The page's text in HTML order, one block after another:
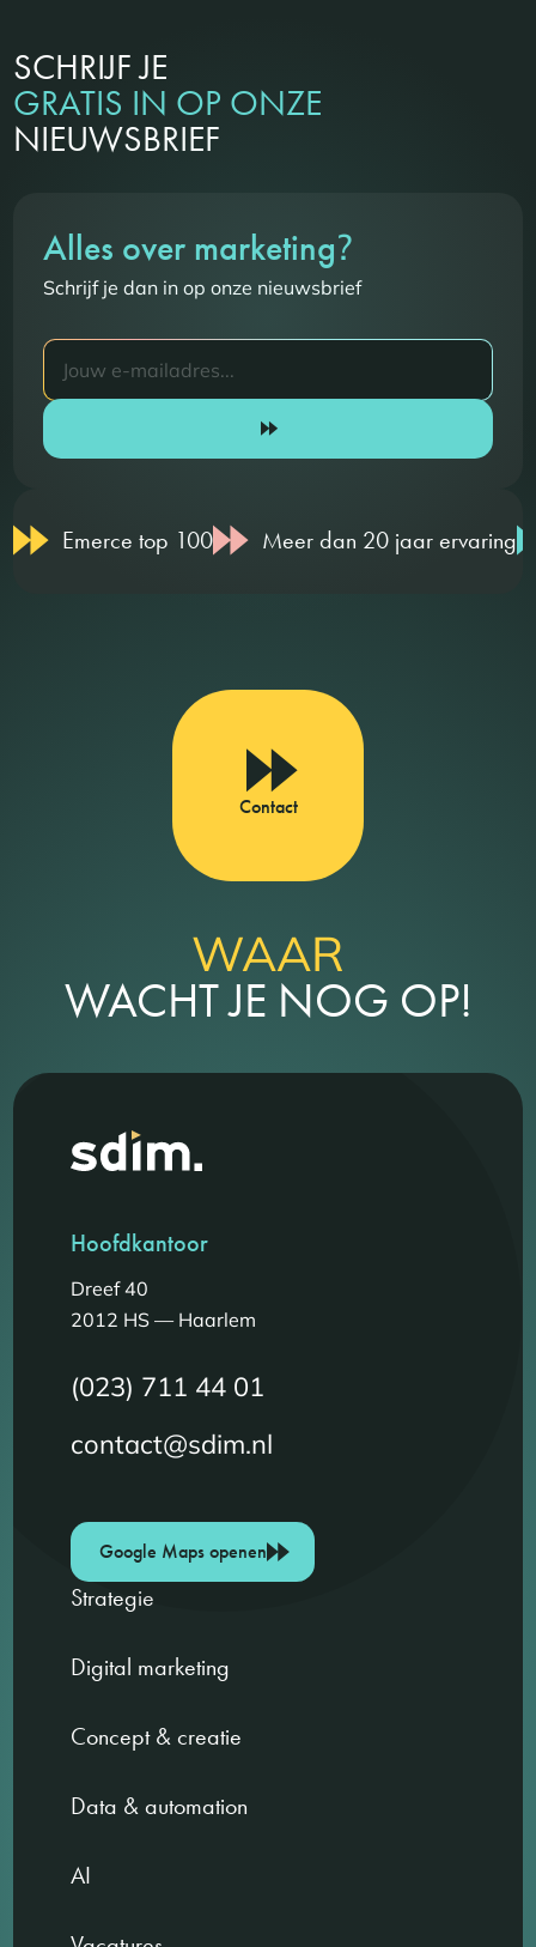
SCHRIJF JE
GRATIS IN OP ONZE
NIEUWSBRIEF
Alles over marketing?
Schrijf je dan in op onze nieuwsbrief
Emerce top 100 Meer dan 20 jaar ervaring
Contact
WAAR
WACHT JE NOG OP!
Hoofdkantoor
Dreef 40
2012 HS — Haarlem
(023) 711 44 01
contact@sdim.nl
Google Maps openen
Strategie
Digital marketing
Concept & creatie
Data & automation
AI